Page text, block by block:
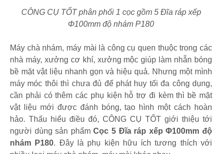
CÔNG CỤ TỐT phân phối 1 cọc gồm 5 Đĩa ráp xếp
Φ100mm độ nhám P180
Máy chà nhám, máy mài là công cụ quen thuộc trong các
nhà máy, xưởng cơ khí, xưởng mộc giúp làm nhẵn bóng
bề mặt vật liệu nhanh gọn và hiệu quả. Nhưng một mình
máy móc thôi thì chưa đủ để phát huy tối đa công dụng,
cần phải có thêm các phụ kiện hỗ trợ đi kèm thì bề mặt
vật liệu mới được đánh bóng, tạo hình một cách hoàn
hảo. Thấu hiểu điều đó, CÔNG CỤ TỐT giới thiệu tới
người dùng sản phẩmCọc 5 Đĩa ráp xếp Φ100mm độ
nhám P180. Đây là phụ kiện hữu ích tương thích với